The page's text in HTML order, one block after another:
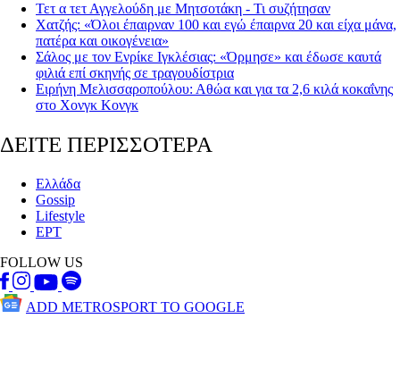
Τετ α τετ Αγγελούδη με Μητσοτάκη - Τι συζήτησαν
Χατζής: «Όλοι έπαιρναν 100 και εγώ έπαιρνα 20 και είχα μάνα,
πατέρα και οικογένεια»
Σάλος με τον Ενρίκε Ιγκλέσιας: «Όρμησε» και έδωσε καυτά
φιλιά επί σκηνής σε τραγουδίστρια
Ειρήνη Μελισσαροπούλου: Αθώα και για τα 2,6 κιλά κοκαΐνης
στο Χονγκ Κονγκ
ΔΕΙΤΕ ΠΕΡΙΣΣΟΤΕΡΑ
Ελλάδα
Gossip
Lifestyle
ΕΡΤ
FOLLOW US
ADD METROSPORT TO GOOGLE